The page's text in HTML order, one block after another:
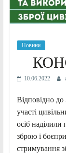
Новини
10.06.2022
Відповідно
участі
осіб
зброю і
стримування